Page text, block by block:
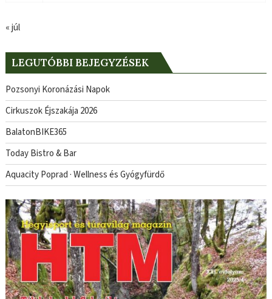
« júl
LEGUTÓBBI BEJEGYZÉSEK
Pozsonyi Koronázási Napok
Cirkuszok Éjszakája 2026
BalatonBIKE365
Today Bistro & Bar
Aquacity Poprad · Wellness és Gyógyfürdő